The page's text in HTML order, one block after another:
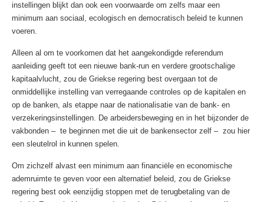
instellingen blijkt dan ook een voorwaarde om zelfs maar een
minimum aan sociaal, ecologisch en democratisch beleid te kunnen
voeren.
Alleen al om te voorkomen dat het aangekondigde referendum
aanleiding geeft tot een nieuwe bank-run en verdere grootschalige
kapitaalvlucht, zou de Griekse regering best overgaan tot de
onmiddellijke instelling van verregaande controles op de kapitalen en
op de banken, als etappe naar de nationalisatie van de bank- en
verzekeringsinstellingen. De arbeidersbeweging en in het bijzonder de
vakbonden – te beginnen met die uit de bankensector zelf – zou hier
een sleutelrol in kunnen spelen.
Om zichzelf alvast een minimum aan financiële en economische
ademruimte te geven voor een alternatief beleid, zou de Griekse
regering best ook eenzijdig stoppen met de terugbetaling van de